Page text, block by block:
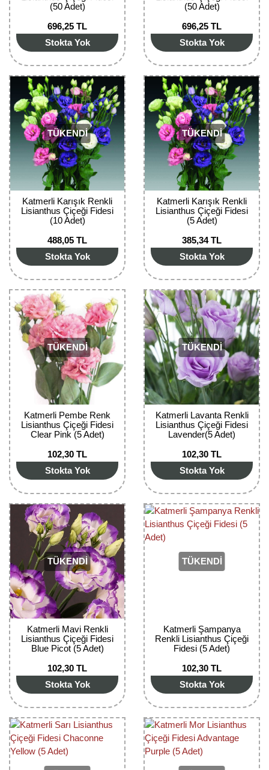
(50 Adet)
696,25 TL
Stokta Yok
(50 Adet)
696,25 TL
Stokta Yok
TÜKENDİ
Katmerli Karışık Renkli
Lisianthus Çiçeği Fidesi
(10 Adet)
488,05 TL
Stokta Yok
TÜKENDİ
Katmerli Karışık Renkli
Lisianthus Çiçeği Fidesi
(5 Adet)
385,34 TL
Stokta Yok
TÜKENDİ
Katmerli Pembe Renk
Lisianthus Çiçeği Fidesi
Clear Pink (5 Adet)
102,30 TL
Stokta Yok
TÜKENDİ
Katmerli Lavanta Renkli
Lisianthus Çiçeği Fidesi
Lavender(5 Adet)
102,30 TL
Stokta Yok
TÜKENDİ
Katmerli Mavi Renkli
Lisianthus Çiçeği Fidesi
Blue Picot (5 Adet)
102,30 TL
Stokta Yok
TÜKENDİ
Katmerli Şampanya
Renkli Lisianthus Çiçeği
Fidesi (5 Adet)
102,30 TL
Stokta Yok
Bektaşi Üzümü Fidanı
Böğürtlen Fidanı
Ceviz Fidanı
Dut Fidanı
Elma Fidanı
Erik Fidanı
Feijoa Fidanı
Fidan Anaçları ve Aşı Kalemleri
Fındık Fidanı
Frenk Üzümü Fidanı
Girebolu Fidanı
Goji Berry Fidanı
Hünnap Fidanı
İncir Fidanı
Kapari Gebre Otu Fidanı
Kayısı Fidanı
Keçiboynuzu Fidanı
Kestane Fidanı
Kiraz Fidanı
Kivi Fidanı
Kızılcık Fidanı
Kocayemiş Fidanı
Kuşburnu Fidanı
Liçi Fidanı
Longan Fidanı
Mango Fidanı
Melez Meyveler
Murt Fidanı
Nostaljik Güller
Peyzaj Gülleri
Sarmaşık(Çardak) Gül Fidanları
Ters Lale Soğanı
Yılbaşı Gülü Çiçeği
Zambak Soğanı